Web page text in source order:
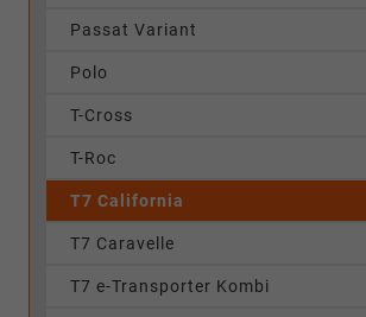
Passat Variant
Polo
T-Cross
T-Roc
T7 California
T7 Caravelle
T7 e-Transporter Kombi